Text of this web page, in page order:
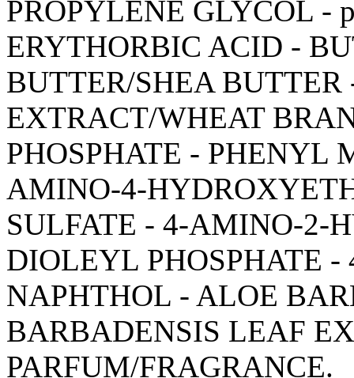
PROPYLENE GLYCOL -
ERYTHORBIC ACID -
BUTTER/SHEA
EXTRACT/WHEAT
PHOSPHATE - PHENYL
AMINO-4-
SULFATE - 4-AMINO-2-
DIOLEYL PHOSPHATE -
NAPHTHOL - ALOE
BARBADENSIS LEAF
PARFUM/FRAGRANCE.